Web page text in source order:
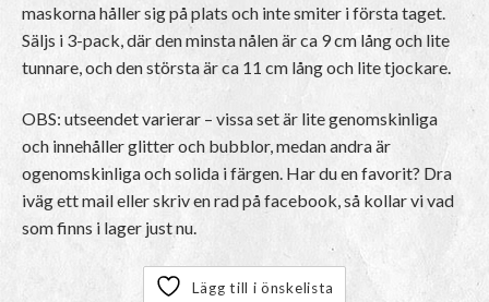
maskorna håller sig på plats och inte smiter i första taget.
Säljs i 3-pack, där den minsta nålen är ca 9 cm lång och lite
tunnare, och den största är ca 11 cm lång och lite tjockare.
OBS: utseendet varierar – vissa set är lite genomskinliga
och innehåller glitter och bubblor, medan andra är
ogenomskinliga och solida i färgen. Har du en favorit? Dra
iväg ett mail eller skriv en rad på facebook, så kollar vi vad
som finns i lager just nu.
Lägg till i önskelista